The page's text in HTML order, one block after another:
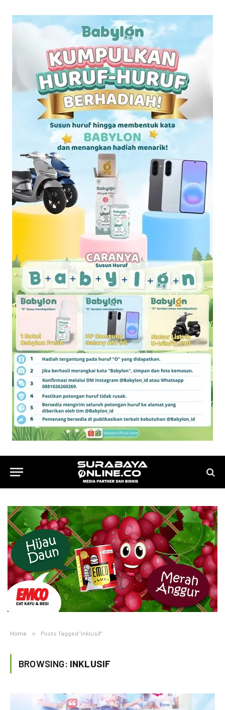
Home » Posts Tagged "inklusif"
BROWSING: INKLUSIF